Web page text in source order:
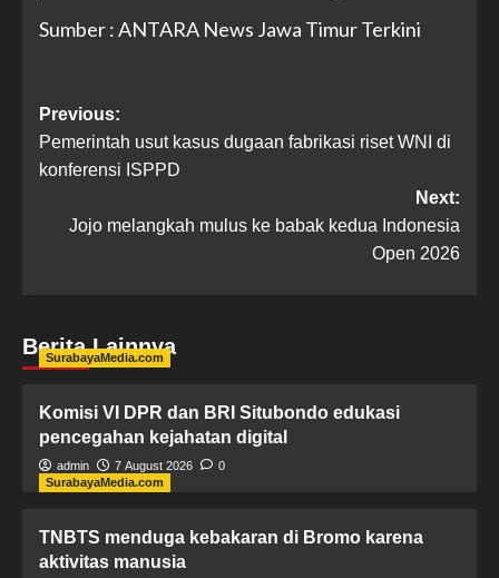
Sumber : ANTARA News Jawa Timur Terkini
Previous:
Pemerintah usut kasus dugaan fabrikasi riset WNI di
konferensi ISPPD
Next:
Jojo melangkah mulus ke babak kedua Indonesia
Open 2026
Berita Lainnya
SurabayaMedia.com
Komisi VI DPR dan BRI Situbondo edukasi
pencegahan kejahatan digital
admin 7 August 2026
0
SurabayaMedia.com
TNBTS menduga kebakaran di Bromo karena
aktivitas manusia